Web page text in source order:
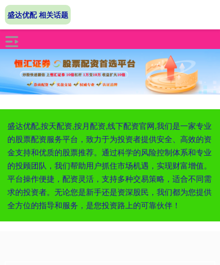
盛达优配,按天配资,按月配资,线下配资官网,我们是一家专业
的股票配资服务平台，致力于为投资者提供安全、高效的资
金支持和优质的股票推荐。通过科学的风险控制体系和专业
的投顾团队，我们帮助用户抓住市场机遇，实现财富增值。
平台操作便捷，配资灵活，支持多种交易策略，适合不同需
求的投资者。无论您是新手还是资深股民，我们都为您提供
全方位的指导和服务，是您投资路上的可靠伙伴！
盛达优配 相关话题